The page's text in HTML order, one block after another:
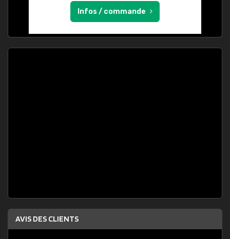
Infos / commande
AVIS DES CLIENTS